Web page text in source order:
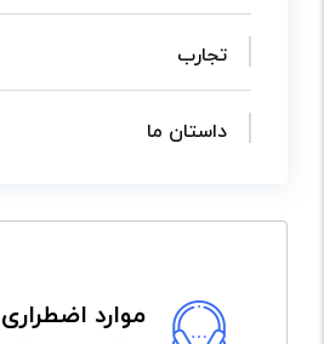
تجارب
داستان ما
موارد اضطراری